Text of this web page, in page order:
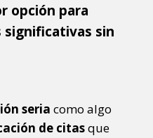
opción para
sin
seria como algo
de citasque